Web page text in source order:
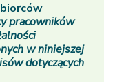
pracowników
w niniejszej
dotyczących